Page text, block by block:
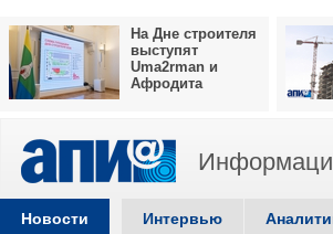
На Дне строителя
выступят
Uma2rman и
Афродита
Новости Интервью